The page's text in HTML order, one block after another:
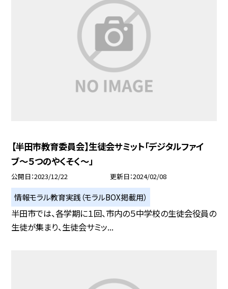
【半田市教育委員会】生徒会サミット「デジタルファイ
ブ〜５つのやくそく〜」
公開日 2023/12/22 更新日 2024/02/08
情報モラル教育実践（モラルBOX掲載用）
半田市では、各学期に１回、市内の５中学校の生徒会役員の
生徒が集まり、生徒会サミッ...